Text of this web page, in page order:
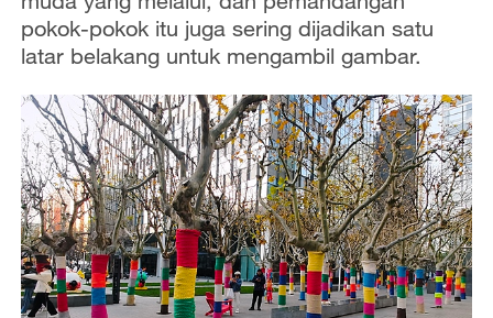
pokok-pokok itu juga sering dijadikan satu
latar belakang untuk mengambil gambar.